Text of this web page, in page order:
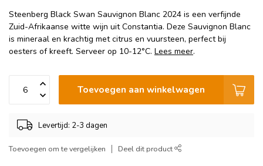
Steenberg Black Swan Sauvignon Blanc 2024 is een verfijnde
Zuid-Afrikaanse witte wijn uit Constantia. Deze Sauvignon Blanc
is mineraal en krachtig met citrus en vuursteen, perfect bij
oesters of kreeft. Serveer op 10-12°C. Lees meer.
Toevoegen aan winkelwagen
Levertijd: 2-3 dagen
Toevoegen om te vergelijken Deel dit product